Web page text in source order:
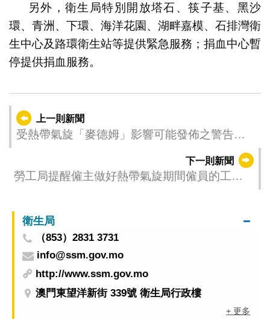
另外，衛生局特別開放塔石、筷子基、黑沙
環、青洲、下環、海洋花園、湖畔嘉模、石排灣衛
生中心及路環衛生站等提供緊急服務；捐血中心暫
停提供捐血服務。
上一則新聞
受熱帶氣旋「麥德姆」影響可能發佈之警告
下一則新聞
勞工局提醒僱主做好熱帶氣旋期間僱員的工作
衛生局
（853）2831 3731
info@ssm.gov.mo
http://www.ssm.gov.mo
澳門東望洋新街 339號 衛生局行政樓
+ 更多